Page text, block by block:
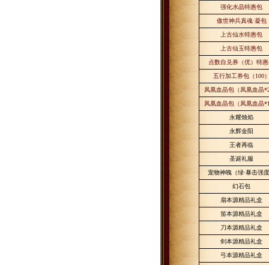
强化水晶特惠包
傲世神兵真魂·凝包
上古仙水特惠包
上古仙玉特惠包
点数自兑券（优）特
五行加工券包（100
凤凰血晶包（凤凰血晶
凤凰血晶包（凤凰血晶
永耀烛焰
永辉金阳
王者再临
圣诞礼服
宠物神魄（绿·暴击强
幻石包
扇本源精品礼盒
笛本源精品礼盒
刀本源精品礼盒
剑本源精品礼盒
弓本源精品礼盒